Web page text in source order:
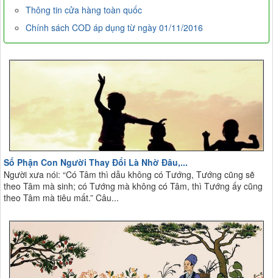
Thông tin cửa hàng toàn quốc
Chính sách COD áp dụng từ ngày 01/11/2016
Số Phận Con Người Thay Đổi Là Nhờ Đâu,...
Người xưa nói: “Có Tâm thì dẫu không có Tướng, Tướng cũng sẽ
theo Tâm mà sinh; có Tướng mà không có Tâm, thì Tướng ấy cũng
theo Tâm mà tiêu mất.” Câu...